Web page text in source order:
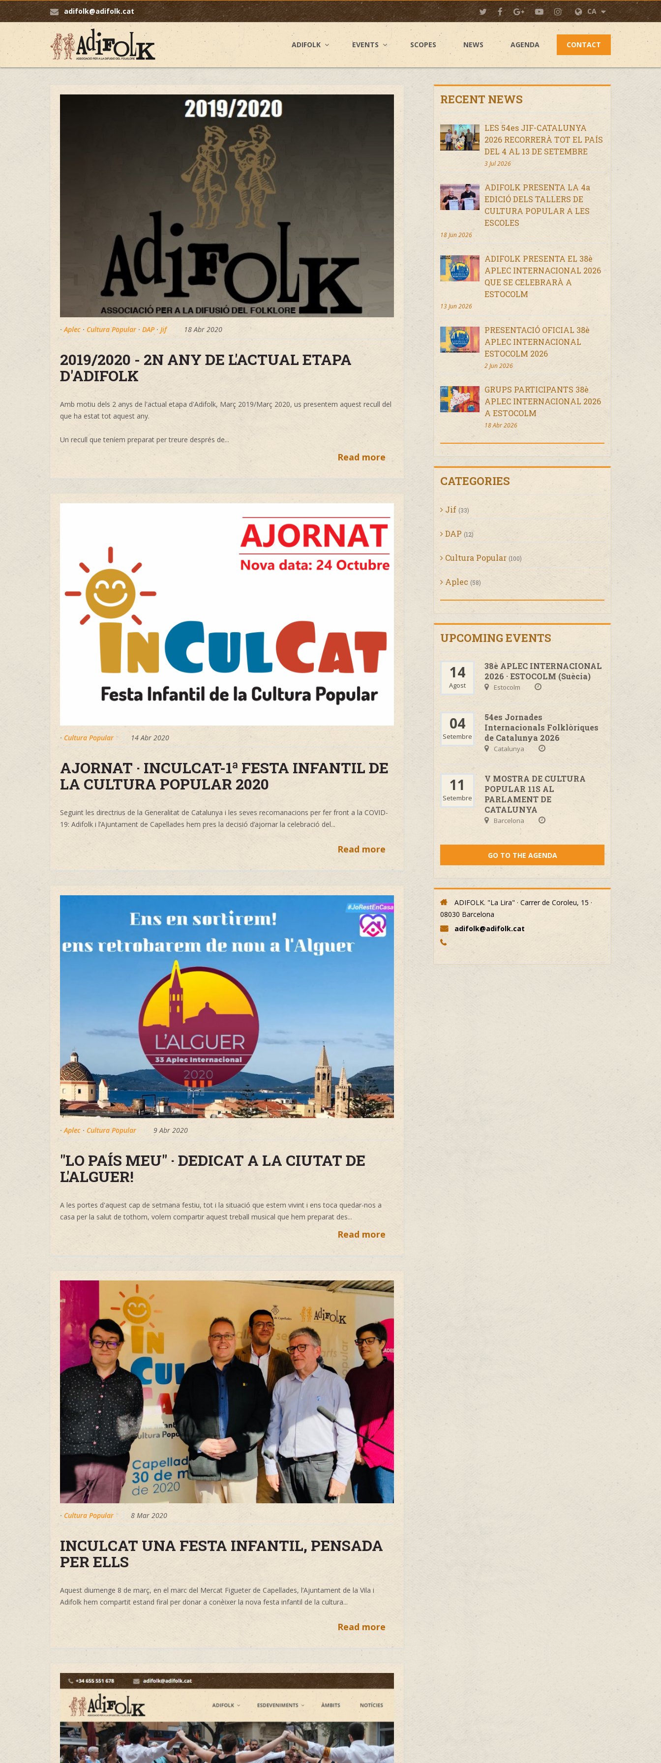
adifolk@adifolk.cat CA
ADIFOLK EVENTS SCOPES NEWS AGENDA CONTACT
· Aplec · Cultura Popular · DAP· Jif 18 Abr 2020
2019/2020 - 2N ANY DE L'ACTUAL ETAPA
D'ADIFOLK
Amb motiu dels 2 anys de l'actual etapa d'Adifolk, Març 2019/Març 2020, us presentem aquest recull del
que ha estat tot aquest any.
Un recull que teníem preparat per treure després de...
Read more
· Cultura Popular 14 Abr 2020
AJORNAT · INCULCAT-1ª FESTA INFANTIL DE
LA CULTURA POPULAR 2020
Seguint les directrius de la Generalitat de Catalunya i les seves recomanacions per fer front a la COVID-
19: Adifolk i l’Ajuntament de Capellades hem pres la decisió d’ajornar la celebració del...
Read more
·Aplec · Cultura Popular 9 Abr 2020
"LO PAÍS MEU" · DEDICAT A LA CIUTAT DE
L'ALGUER!
A les portes d'aquest cap de setmana festiu, tot i la situació que estem vivint i ens toca quedar-nos a
casa per la salut de tothom, volem compartir aquest treball musical que hem preparat des...
Read more
· Cultura Popular 8 Mar 2020
INCULCAT UNA FESTA INFANTIL, PENSADA
PER ELLS
Aquest diumenge 8 de març, en el marc del Mercat Figueter de Capellades, l’Ajuntament de la Vila i
Adifolk hem compartit estand firal per donar a conèixer la nova festa infantil de la cultura...
Read more
RECENT NEWS
LES 54es JIF-CATALUNYA
2026 RECORRERÀ TOT EL PAÍS
DEL 4 AL 13 DE SETEMBRE
3 Jul 2026
ADIFOLK PRESENTA LA 4a
EDICIÓ DELS TALLERS DE
CULTURA POPULAR A LES
ESCOLES
18 Jun 2026
ADIFOLK PRESENTA EL 38è
APLEC INTERNACIONAL 2026
QUE SE CELEBRARÀ A
ESTOCOLM
13 Jun 2026
PRESENTACIÓ OFICIAL 38è
APLEC INTERNACIONAL
ESTOCOLM 2026
2 Jun 2026
GRUPS PARTICIPANTS 38è
APLEC INTERNACIONAL 2026
A ESTOCOLM
18 Abr 2026
CATEGORIES
Jif (33)
DAP (12)
Cultura Popular (100)
Aplec (58)
UPCOMING EVENTS
14
Agost
38è APLEC INTERNACIONAL
2026 · ESTOCOLM (Suècia)
Estocolm
04
Setembre
54es Jornades
Internacionals Folklòriques
de Catalunya 2026
Catalunya
11
Setembre
V MOSTRA DE CULTURA
POPULAR 11S AL
PARLAMENT DE
CATALUNYA
Barcelona
GO TO THE AGENDA
ADIFOLK. "La Lira" · Carrer de Coroleu, 15 ·
08030 Barcelona
adifolk@adifolk.cat